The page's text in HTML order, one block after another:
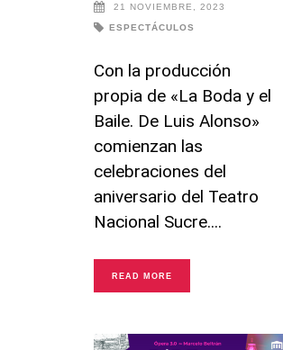
21 NOVIEMBRE, 2023
ESPECTÁCULOS
Con la producción
propia de «La Boda y el
Baile. De Luis Alonso»
comienzan las
celebraciones del
aniversario del Teatro
Nacional Sucre.
READ MORE